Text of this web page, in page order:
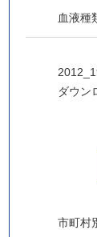
血液種
ダウン
市町村